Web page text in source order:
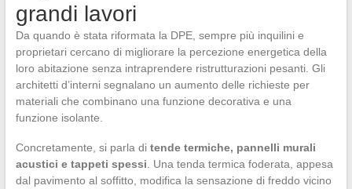
grandi lavori
Da quando è stata riformata la DPE, sempre più inquilini e
proprietari cercano di migliorare la percezione energetica della
loro abitazione senza intraprendere ristrutturazioni pesanti. Gli
architetti d’interni segnalano un aumento delle richieste per
materiali che combinano una funzione decorativa e una
funzione isolante.
Concretamente, si parla di tende termiche, pannelli murali
acustici e tappeti spessi . Una tenda termica foderata, appesa
dal pavimento al soffitto, modifica la sensazione di freddo vicino